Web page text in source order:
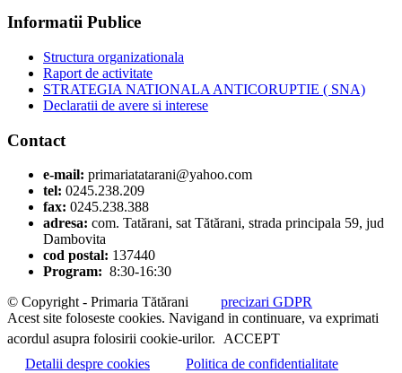
Informatii Publice
Structura organizationala
Raport de activitate
STRATEGIA NATIONALA ANTICORUPTIE ( SNA)
Declaratii de avere si interese
Contact
e-mail: primariatatarani@yahoo.com
tel: 0245.238.209
fax: 0245.238.388
adresa: com. Tatărani, sat Tătărani, strada principala 59, jud
Dambovita
cod postal: 137440
Program: 8:30-16:30
© Copyright - Primaria Tătărani precizari GDPR
Acest site foloseste cookies. Navigand in continuare, va exprimati
acordul asupra folosirii cookie-urilor. ACCEPT
Detalii despre cookies
Politica de confidentialitate